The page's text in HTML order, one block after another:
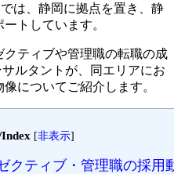
は、静岡に拠点を置き、静
トしています。
ティブや管理職の転職の成
ルタントが、同エリアにお
についてご紹介します。
Index [非表示]
クティブ・管理職の採用